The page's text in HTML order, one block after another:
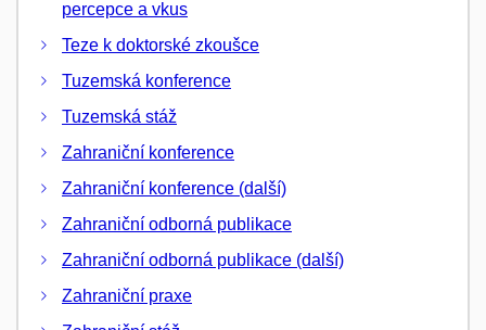
percepce a vkus
Teze k doktorské zkoušce
Tuzemská konference
Tuzemská stáž
Zahraniční konference
Zahraniční konference (další)
Zahraniční odborná publikace
Zahraniční odborná publikace (další)
Zahraniční praxe